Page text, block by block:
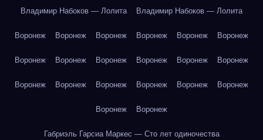
Владимир Набоков — Лолита Владимир Набоков — Лолита
Воронеж Воронеж Воронеж Воронеж Воронеж Воронеж
Воронеж Воронеж Воронеж Воронеж Воронеж Воронеж
Воронеж Воронеж Воронеж Воронеж Воронеж Воронеж
Воронеж Воронеж
Габриэль Гарсиа Маркес — Сто лет одиночества